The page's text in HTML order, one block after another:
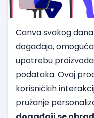
Canva svakog
događaja,
upotrebu
podataka. Ovaj
korisničkih
pružanje